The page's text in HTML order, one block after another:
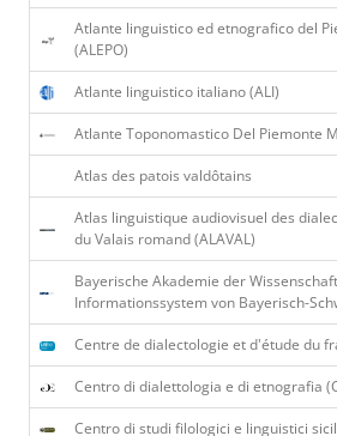
Atlante linguistico ed etnografico del
(ALEPO)
Atlante linguistico italiano (ALI)
Atlante Toponomastico Del Piemonte
Atlas des patois valdôtains
Atlas linguistique audiovisuel des
du Valais romand (ALAVAL)
Bayerische Akademie der
Informationssystem von Bayerisch-
Centre de dialectologie et d'étude du
Centro di dialettologia e di etnografia
Centro di studi filologici e linguistici